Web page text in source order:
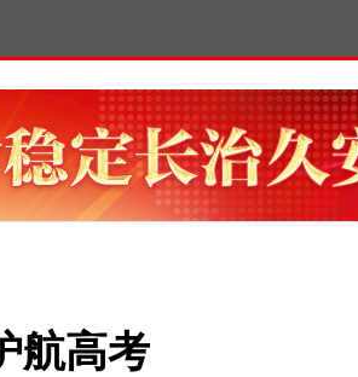
来治国理政纪实丨砥
砺初心使命 把党建设
优向好！中国经
现强大韧性和活
航高考